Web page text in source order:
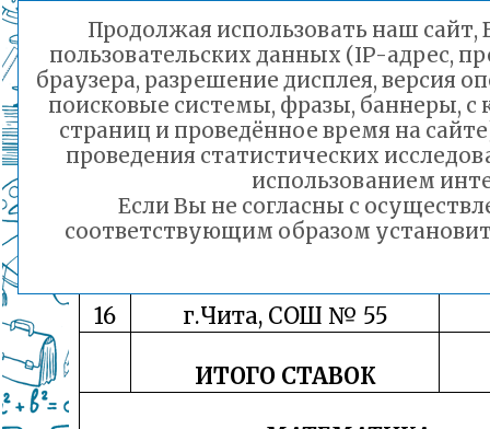
11
12 г.Чита, СОШ № 40
13 г.Чита, СОШ № 42
г.Чита, СОШ № 48
16 г.Чита, СОШ № 55
ИТОГО СТАВОК
Продолжая использовать наш сайт,
пользовательских данных (IP-адрес,
браузера, разрешение дисплея, версия
поисковые системы, фразы, баннеры,
страниц и проведённое время на
проведения статистических
использованием
Если Вы не согласны с
соответствующим образом